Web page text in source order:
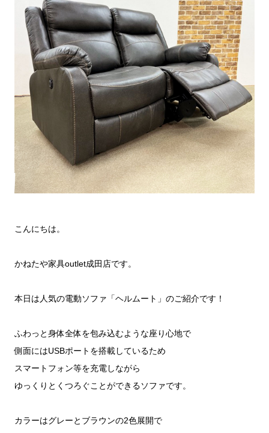
こんにちは。
かねたや家具outlet成田店です。
本日は人気の電動ソファ「ヘルムート」のご紹介です！
ふわっと身体全体を包み込むような座り心地で
側面にはUSBポートを搭載しているため
スマートフォン等を充電しながら
ゆっくりとくつろぐことができるソファです。
カラーはグレーとブラウンの2色展開で